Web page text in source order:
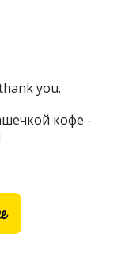
you.
кофе -